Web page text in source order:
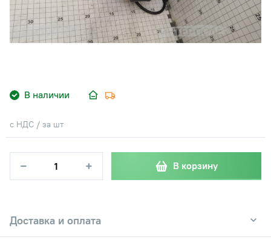
В наличии
с НДС / за шт
− + В корзину
Доставка и оплата